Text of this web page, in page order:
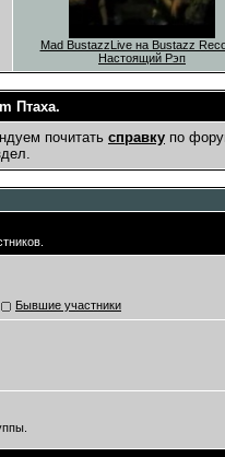
Mad BustazzLive на Bustazz
Настоящий Рэп
Птаха.
почитать справку по
Бывшие участники